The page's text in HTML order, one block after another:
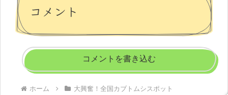
コメント
コメントを書き込む
ホーム 大興奮！全国カブトムシスポット